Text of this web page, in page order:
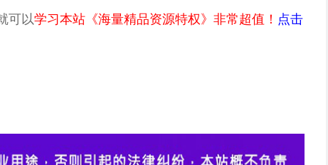
可以学习本站《海量精品资源特权》非常超值！ 点击